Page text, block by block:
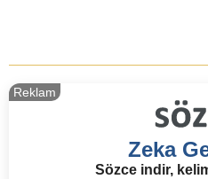
Zeka
Sözce indir,
Reklam